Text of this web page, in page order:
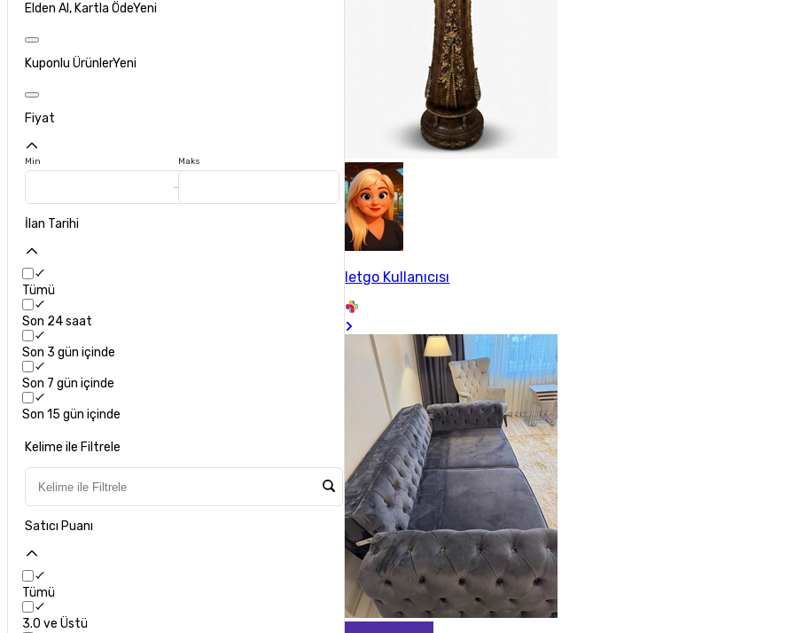
Elden Al, Kartla ÖdeYeni
Kuponlu ÜrünlerYeni
Fiyat
Min Maks
İlan Tarihi
Tümü
Son 24 saat
Son 3 gün içinde
Son 7 gün içinde
Son 15 gün içinde
Kelime ile Filtrele
Satıcı Puanı
Tümü
3.0 ve Üstü
letgo Kullanıcısı